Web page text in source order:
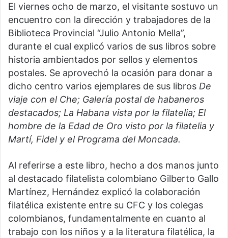
El viernes ocho de marzo, el visitante sostuvo un
encuentro con la dirección y trabajadores de la
Biblioteca Provincial “Julio Antonio Mella”,
durante el cual explicó varios de sus libros sobre
historia ambientados por sellos y elementos
postales. Se aprovechó la ocasión para donar a
dicho centro varios ejemplares de sus libros De
viaje con el Che; Galería postal de habaneros
destacados; La Habana vista por la filatelia; El
hombre de la Edad de Oro visto por la filatelia y
Martí, Fidel y el Programa del Moncada.
Al referirse a este libro, hecho a dos manos junto
al destacado filatelista colombiano Gilberto Gallo
Martínez, Hernández explicó la colaboración
filatélica existente entre su CFC y los colegas
colombianos, fundamentalmente en cuanto al
trabajo con los niños y a la literatura filatélica, la